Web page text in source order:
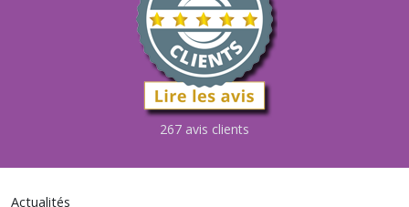
267 avis clients
Actualités